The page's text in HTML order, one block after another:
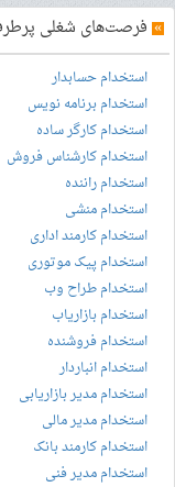
» فرصت‌های شغلی
استخدام حسابدار
استخدام برنامه نویس
استخدام کارگر ساده
استخدام کارشناس فروش
استخدام راننده
استخدام منشی
استخدام کارمند اداری
استخدام پیک موتوری
استخدام طراح وب
استخدام بازاریاب
استخدام فروشنده
استخدام انباردار
استخدام مدیر بازاریابی
استخدام مدیر مالی
استخدام کارمند بانک
استخدام مدیر فنی